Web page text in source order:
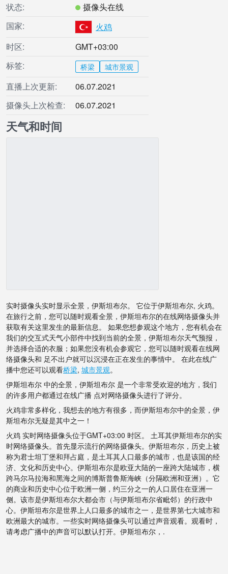
状态:
摄像头在线
国家:
火鸡
时区:
GMT+03:00
标签:
桥梁 城市景观
直播上次更新:
06.07.2021
摄像头上次检查:
06.07.2021
天气和时间
实时摄像头实时显示全景，伊斯坦布尔。 它位于伊斯坦布尔, 火鸡。
在旅行之前，您可以随时观看全景，伊斯坦布尔的在线网络摄像头并
获取有关这里发生的最新信息。 如果您想参观这个地方，您有机会在
我们的交互式天气小部件中找到当前的全景，伊斯坦布尔天气预报，
并选择合适的衣服；如果您没有机会参观它，您可以随时观看在线网
络摄像头和 足不出户就可以沉浸在正在发生的事情中。 在此在线广
播中您还可以观看桥梁, 城市景观。
伊斯坦布尔 中的全景，伊斯坦布尔 是一个非常受欢迎的地方，我们
的许多用户都通过在线广播 点对网络摄像头进行了评分。
火鸡非常多样化，我想去的地方有很多，而伊斯坦布尔中的全景，伊
斯坦布尔无疑是其中之一！
火鸡 实时网络摄像头位于GMT+03:00 时区。 土耳其伊斯坦布尔的实
时网络摄像头。首先显示流行的网络摄像头。伊斯坦布尔，历史上被
称为君士坦丁堡和拜占庭，是土耳其人口最多的城市，也是该国的经
济、文化和历史中心。伊斯坦布尔是欧亚大陆的一座跨大陆城市，横
跨马尔马拉海和黑海之间的博斯普鲁斯海峡（分隔欧洲和亚洲）。它
的商业和历史中心位于欧洲一侧，约三分之一的人口居住在亚洲一
侧。该市是伊斯坦布尔大都会市（与伊斯坦布尔省毗邻）的行政中
心。伊斯坦布尔是世界上人口最多的城市之一，是世界第七大城市和
欧洲最大的城市。一些实时网络摄像头可以通过声音观看。观看时，
请考虑广播中的声音可以默认打开。伊斯坦布尔，.